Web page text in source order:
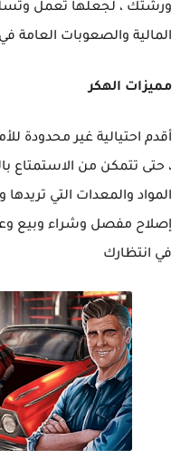
ورشتك ، لجعلها تعمل
المالية والصعوبات العامة في Car Mechanic Simulator
مميزات الهكر
أقدم احتيالية غير محدودة
، حتى تتمكن من الاستمتاع
المواد والمعدات التي
إصلاح مفصل وشراء وبيع
في انتظارك